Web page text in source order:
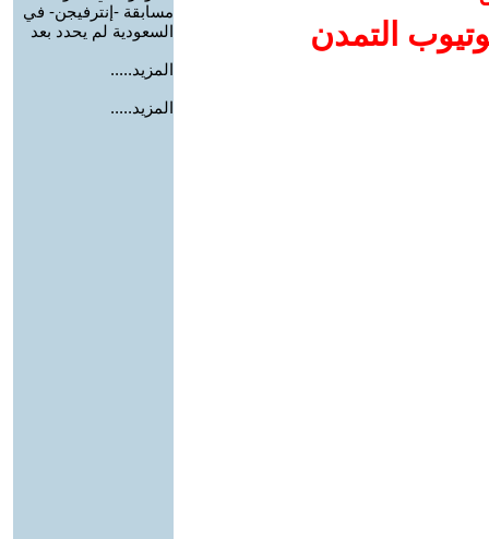
التمدن
مسابقة -إنترفيجن- في
السعودية لم يحدد بعد
المزيد.....
المزيد.....